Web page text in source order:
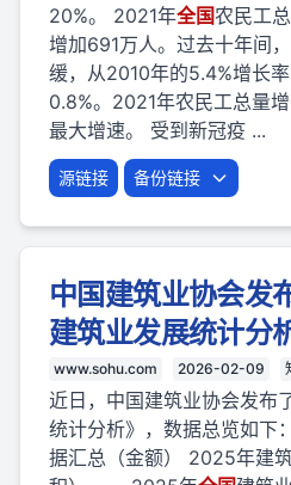
20%。 2021年全国农民工
增加691万人。过去十年间
缓，从2010年的5.4%增长
0.8%。2021年农民工总量
最大增速。 受到新冠疫 ...
源链接 备份链接
中国建筑业协会发
建筑业发展统计分
www.sohu.com 2026-02-09
近日，中国建筑业协会发布
统计分析》，数据总览如下
据汇总（金额） 2025年建